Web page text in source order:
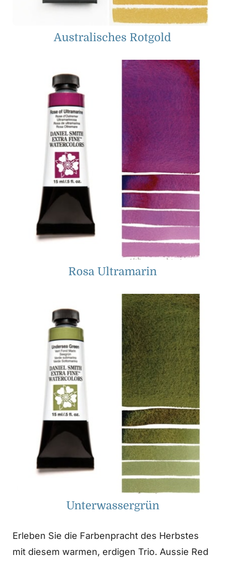
Australisches Rotgold
Rosa Ultramarin
Unterwassergrün
Erleben Sie die Farbenpracht des Herbstes
mit diesem warmen, erdigen Trio. Aussie Red